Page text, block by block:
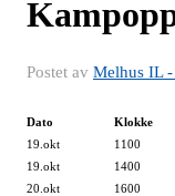
Postet av Melhus IL
Dato Klokke
19.okt
1100
19.okt
1400
20.okt
1600